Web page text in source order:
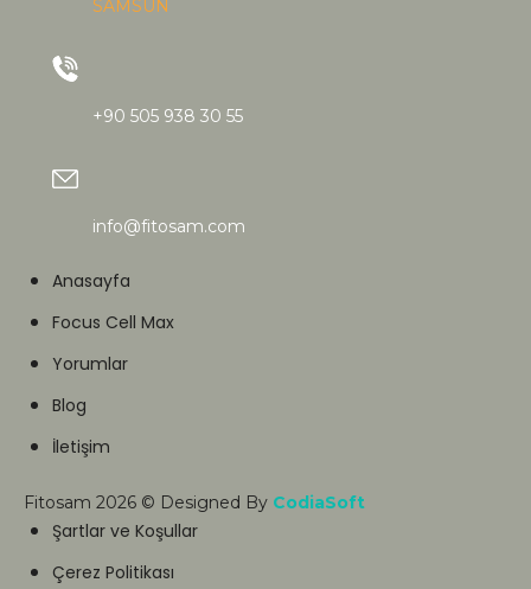
SAMSUN
+90 505 938 30 55
info@fitosam.com
Anasayfa
Focus Cell Max
Yorumlar
Blog
İletişim
Fitosam 2026 © Designed By CodiaSoft
Şartlar ve Koşullar
Çerez Politikası